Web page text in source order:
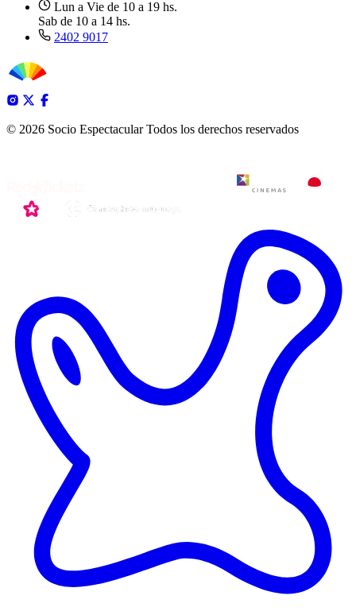
Lun a Vie de 10 a 19 hs.
Sab de 10 a 14 hs.
2402 9017
© 2026 Socio Espectacular Todos los derechos reservados